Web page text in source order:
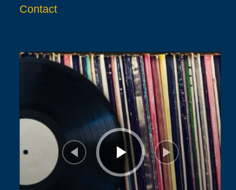
Contact
Audiospeler